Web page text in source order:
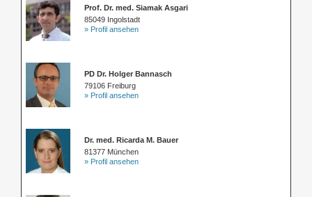
Prof. Dr. med. Siamak Asgari
85049 Ingolstadt
» Profil ansehen
PD Dr. Holger Bannasch
79106 Freiburg
» Profil ansehen
Dr. med. Ricarda M. Bauer
81377 München
» Profil ansehen